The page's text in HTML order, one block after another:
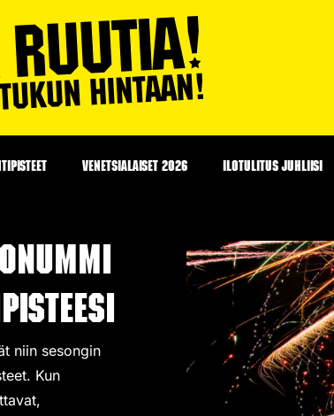
VENETSIALAISET 2026 ILOTULITUS JUHLIISI
niin sesongin
. Kun